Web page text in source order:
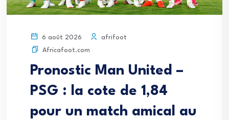
6 août 2026
afrifoot
Africafoot.com
Pronostic Man United –
PSG : la cote de 1,84
pour un match amical au